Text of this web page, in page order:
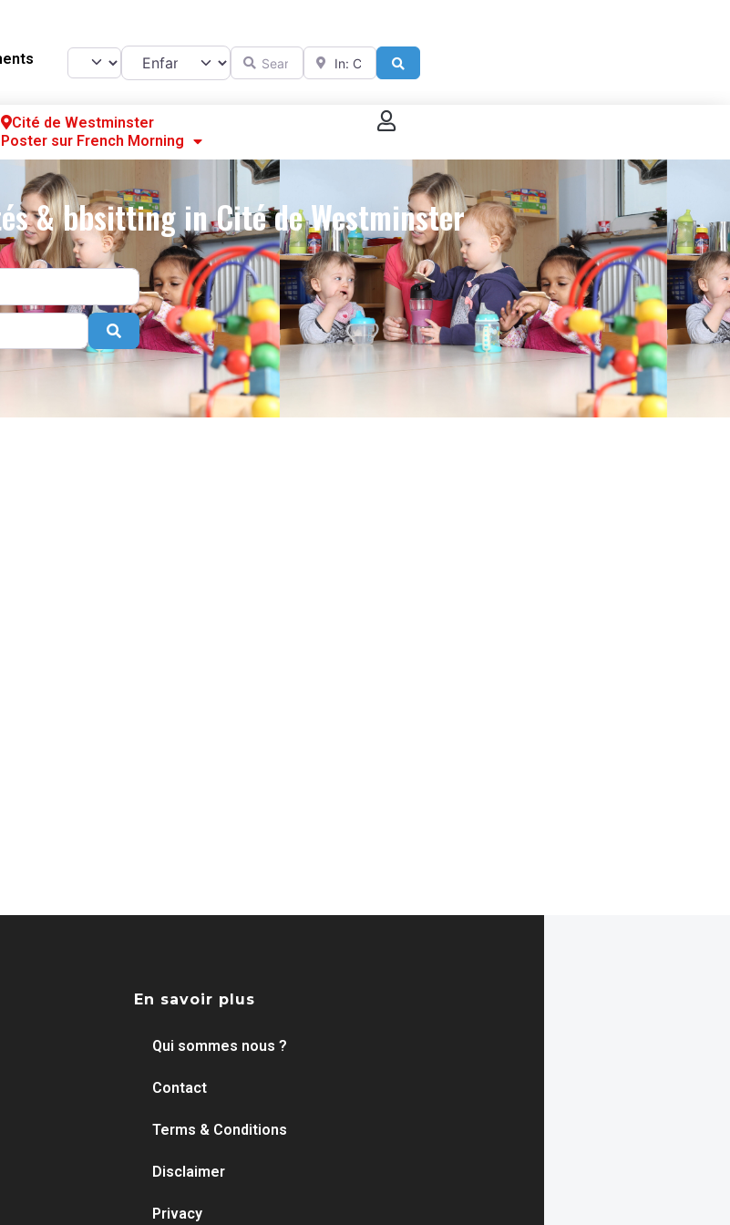
Select search type
Catégorie Search forNear
Cité de Westminster
Poster sur French Morning
Se connecter
Poster sur French Morning
& bbsitting in Cité de Westminster
Search
En savoir plus
Qui sommes nous ?
Contact
Terms & Conditions
Disclaimer
Privacy